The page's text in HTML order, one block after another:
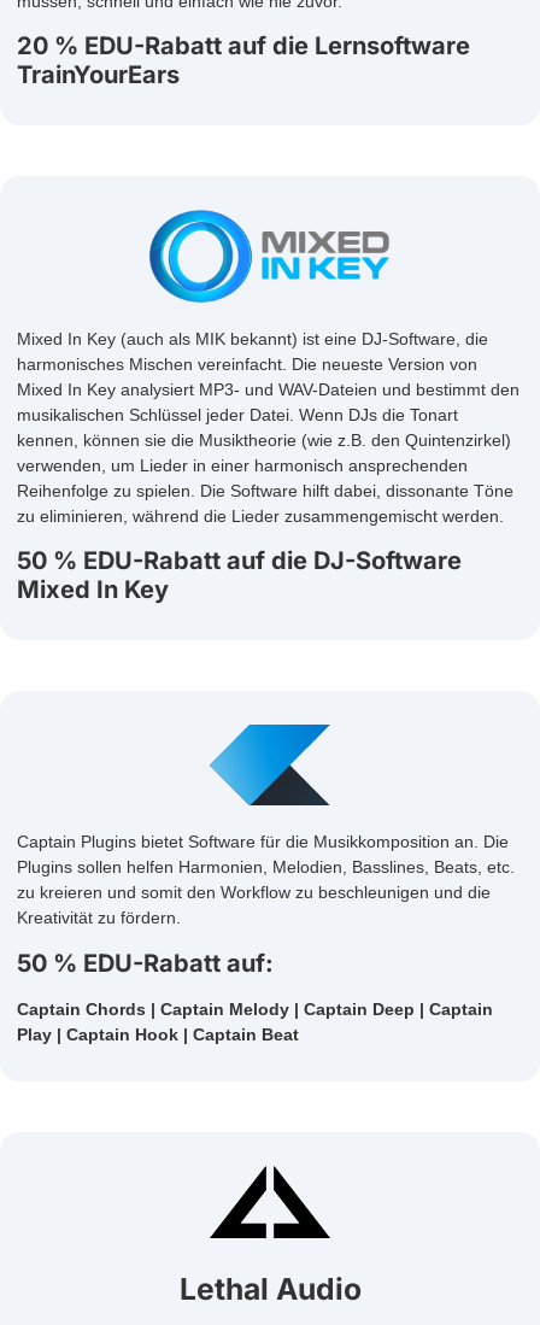
20 % EDU-Rabatt auf die Lernsoftware
TrainYourEars
Mixed In Key (auch als MIK bekannt) ist eine DJ-Software, die
harmonisches Mischen vereinfacht. Die neueste Version von
Mixed In Key analysiert MP3- und WAV-Dateien und bestimmt den
musikalischen Schlüssel jeder Datei. Wenn DJs die Tonart
kennen, können sie die Musiktheorie (wie z.B. den Quintenzirkel)
verwenden, um Lieder in einer harmonisch ansprechenden
Reihenfolge zu spielen. Die Software hilft dabei, dissonante Töne
zu eliminieren, während die Lieder zusammengemischt werden.
50 % EDU-Rabatt auf die DJ-Software
Mixed In Key
Captain Plugins bietet Software für die Musikkomposition an. Die
Plugins sollen helfen Harmonien, Melodien, Basslines, Beats, etc.
zu kreieren und somit den Workflow zu beschleunigen und die
Kreativität zu fördern.
50 % EDU-Rabatt auf:
Captain Chords | Captain Melody | Captain Deep | Captain
Play | Captain Hook | Captain Beat
Lethal Audio